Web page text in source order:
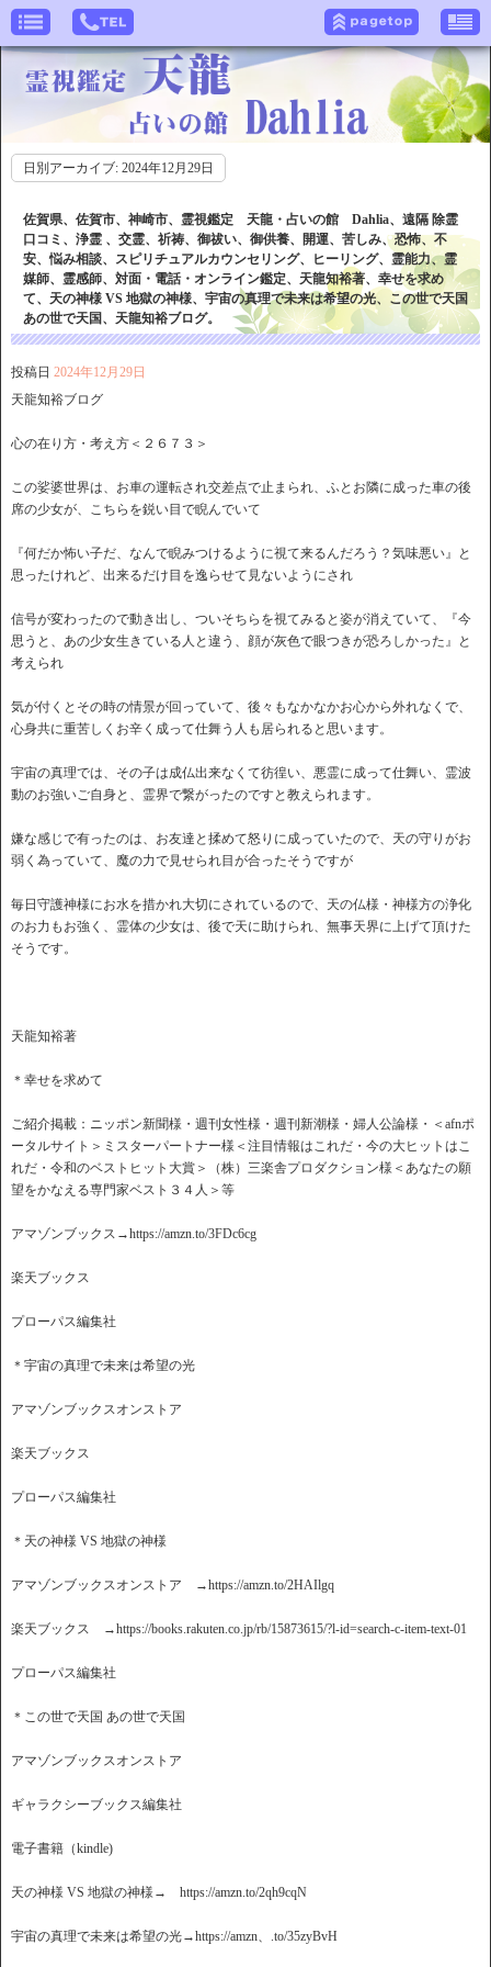
日別アーカイブ: 2024年12月29日
佐賀県、佐賀市、神崎市、霊視鑑定 天龍・占いの館 Dahlia、遠隔 除霊
口コミ、浄霊 、交霊、祈祷、御祓い、御供養、開運、苦しみ、恐怖、不
安、悩み相談、スピリチュアルカウンセリング、ヒーリング、霊能力、霊
媒師、霊感師、対面・電話・オンライン鑑定、天龍知裕著、幸せを求め
て、天の神様 VS 地獄の神様、宇宙の真理で未来は希望の光、この世で天国
あの世で天国、天龍知裕ブログ。
投稿日 2024年12月29日
天龍知裕ブログ
心の在り方・考え方＜２６７３＞
この娑婆世界は、お車の運転され交差点で止まられ、ふとお隣に成った車の後
席の少女が、こちらを鋭い目で睨んでいて
『何だか怖い子だ、なんで睨みつけるように視て来るんだろう？気味悪い』と
思ったけれど、出来るだけ目を逸らせて見ないようにされ
信号が変わったので動き出し、ついそちらを視てみると姿が消えていて、『今
思うと、あの少女生きている人と違う、顔が灰色で眼つきが恐ろしかった』と
考えられ
気が付くとその時の情景が回っていて、後々もなかなかお心から外れなくで、
心身共に重苦しくお辛く成って仕舞う人も居られると思います。
宇宙の真理では、その子は成仏出来なくて彷徨い、悪霊に成って仕舞い、霊波
動のお強いご自身と、霊界で繋がったのですと教えられます。
嫌な感じで有ったのは、お友達と揉めて怒りに成っていたので、天の守りがお
弱く為っていて、魔の力で見せられ目が合ったそうですが
毎日守護神様にお水を措かれ大切にされているので、天の仏様・神様方の浄化
のお力もお強く、霊体の少女は、後で天に助けられ、無事天界に上げて頂けた
そうです。
天龍知裕著
＊幸せを求めて
ご紹介掲載：ニッポン新聞様・週刊女性様・週刊新潮様・婦人公論様・＜afnポ
ータルサイト＞ミスターパートナー様＜注目情報はこれだ・今の大ヒットはこ
れだ・令和のベストヒット大賞＞（株）三楽舎プロダクション様＜あなたの願
望をかなえる専門家ベスト３４人＞等
アマゾンブックス→https://amzn.to/3FDc6cg
楽天ブックス
プローパス編集社
＊宇宙の真理で未来は希望の光
アマゾンブックスオンストア
楽天ブックス
プローパス編集社
＊天の神様 VS 地獄の神様
アマゾンブックスオンストア →https://amzn.to/2HAIlgq
楽天ブックス →https://books.rakuten.co.jp/rb/15873615/?l-id=search-c-item-text-01
プローパス編集社
＊この世で天国 あの世で天国
アマゾンブックスオンストア
ギャラクシーブックス編集社
電子書籍（kindle)
天の神様 VS 地獄の神様→ https://amzn.to/2qh9cqN
宇宙の真理で未来は希望の光→https://amzn、.to/35zyBvH